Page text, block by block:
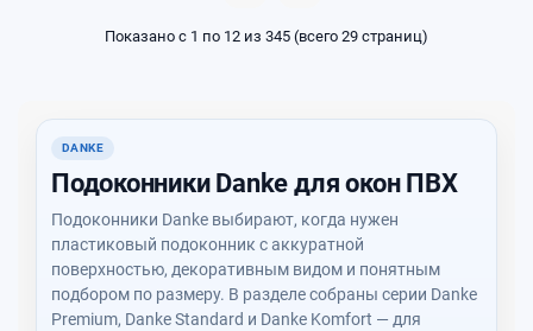
Показано с 1 по 12 из 345 (всего 29 страниц)
DANKE
Подоконники Danke для окон ПВХ
Подоконники Danke выбирают, когда нужен
пластиковый подоконник с аккуратной
поверхностью, декоративным видом и понятным
подбором по размеру. В разделе собраны серии Danke
Premium, Danke Standard и Danke Komfort — для